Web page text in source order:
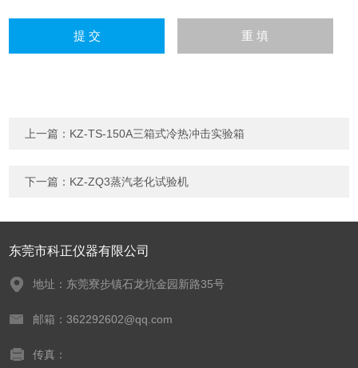
上一篇： KZ-TS-150A三箱式冷热冲击实验箱
下一篇： KZ-ZQ3蒸汽老化试验机
东莞市科正仪器有限公司
地址：东莞寮步镇石龙坑金园新路35号
邮箱：362292602@qq.com
传真：